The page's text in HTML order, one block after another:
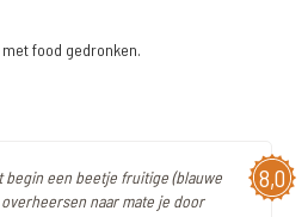
met food gedronken.
8,0
een beetje fruitige (blauwe
naar mate je door